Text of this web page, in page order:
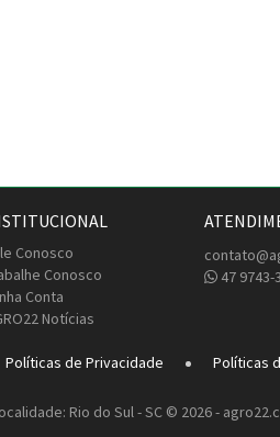
Conosco
Conosco
Conta
Notícias
47 9743-
Políticas de Privacidade Políticas
Rio do Sul - SC © 2026 -